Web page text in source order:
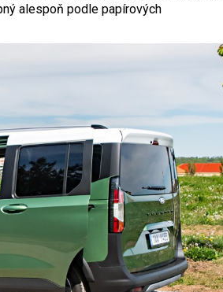
alespoň podle papírových